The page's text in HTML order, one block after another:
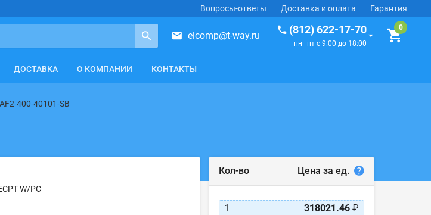
Вопросы-ответы Доставка и оплата Гарантия
elcomp@t-way.ru (812) 622-17-70
пн–пт с 9:00 до 18:00
ДОСТАВКА О КОМПАНИИ КОНТАКТЫ
400-40101-SB
W/PC
Кол-во Цена за ед.
1 318021.46 ₽